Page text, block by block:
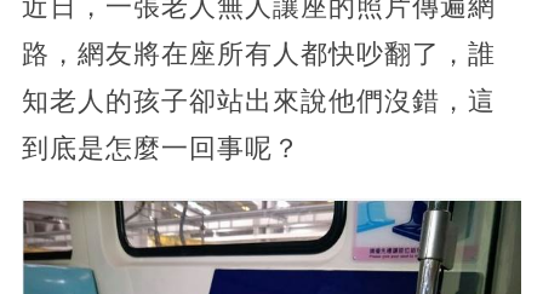
近日，一張老人無人讓座的照片傳遍網
路，網友將在座所有人都快吵翻了，誰
知老人的孩子卻站出來說他們沒錯，這
到底是怎麼一回事呢？